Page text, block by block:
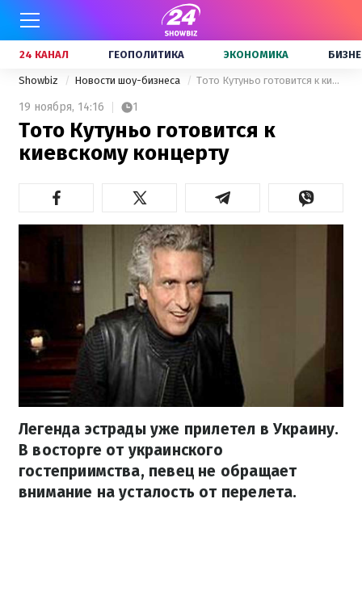
24 КАНАЛ ГЕОПОЛИТИКА ЭКОНОМИКА
Showbiz Новости шоу-бизнеса Тото Кутуньо готовится к киевскому концерту
19 ноября, 14:16 1
Тото Кутуньо готовится к
киевскому концерту
Легенда эстрады уже прилетел в Украину.
В восторге от украинского
гостеприимства, певец не обращает
внимание на усталость от перелета.